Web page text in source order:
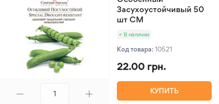
Засухоустойчивый 50
шт СМ
В наличии
Код товара: 10521
22.00 грн.
КУПИТЬ